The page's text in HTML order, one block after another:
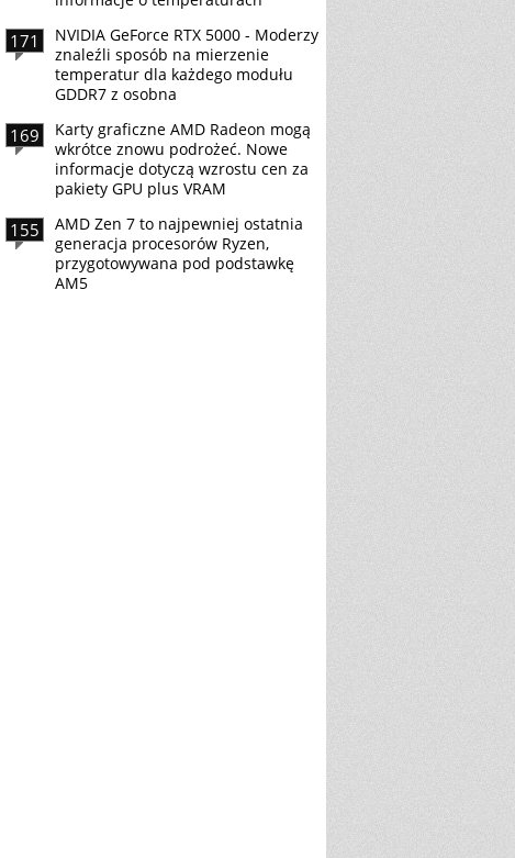
171
NVIDIA GeForce RTX 5000 - Moderzy
znaleźli sposób na mierzenie
temperatur dla każdego modułu
GDDR7 z osobna
169
Karty graficzne AMD Radeon mogą
wkrótce znowu podrożeć. Nowe
informacje dotyczą wzrostu cen za
pakiety GPU plus VRAM
155
AMD Zen 7 to najpewniej ostatnia
generacja procesorów Ryzen,
przygotowywana pod podstawkę
AM5